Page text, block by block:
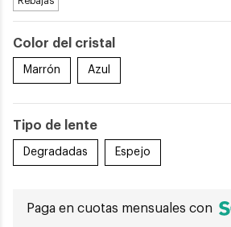
Color del cristal
Marrón Azul
Tipo de lente
Degradadas Espejo
Paga en cuotas mensuales con